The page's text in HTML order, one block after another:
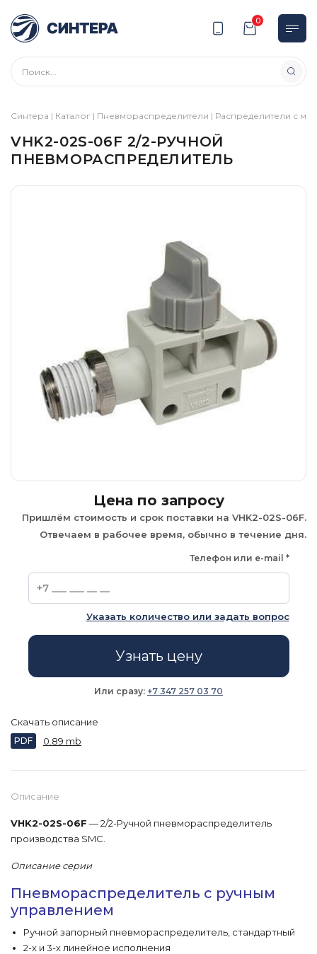
0
Синтера | Каталог | Пневмораспределители | Распределители с
VHK2-02S-06F 2/2-РУЧНОЙ
ПНЕВМОРАСПРЕДЕЛИТЕЛЬ
Описание
VHK2-02S-06F — 2/2-Ручной пневмораспределитель
производства SMC.
Описание серии
Пневмораспределитель с ручным
управлением
Ручной запорный пневмораспределитель, стандартный
2-х и 3-х линейное исполнения
Цена по запросу
Пришлём стоимость и срок поставки на VHK2-02S-06F.
Отвечаем в рабочее время, обычно в течение дня.
Телефон или e-mail *
Указать количество или задать вопрос
Узнать цену
Или сразу: +7 347 257 03 70
Скачать описание
PDF 0.89 mb